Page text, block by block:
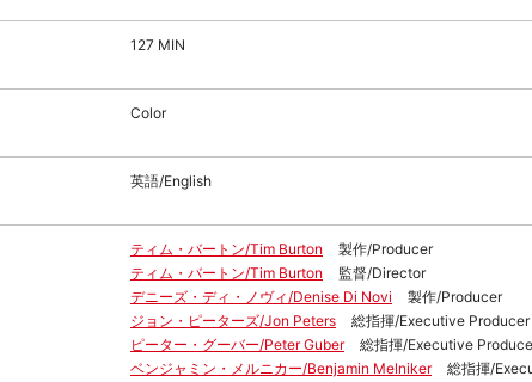
127 MIN
Color
英語/English
ティム・バートン/Tim Burton
製作/Producer
ティム・バートン/Tim Burton
監督/Director
デニーズ・ディ・ノヴィ/Denise Di Novi
製作/Producer
ジョン・ピーターズ/Jon Peters
総指揮/Executive Producer
ピーター・グーバー/Peter Guber
総指揮/Executive
ベンジャミン・メルニカー/Benjamin Melniker
総指揮/